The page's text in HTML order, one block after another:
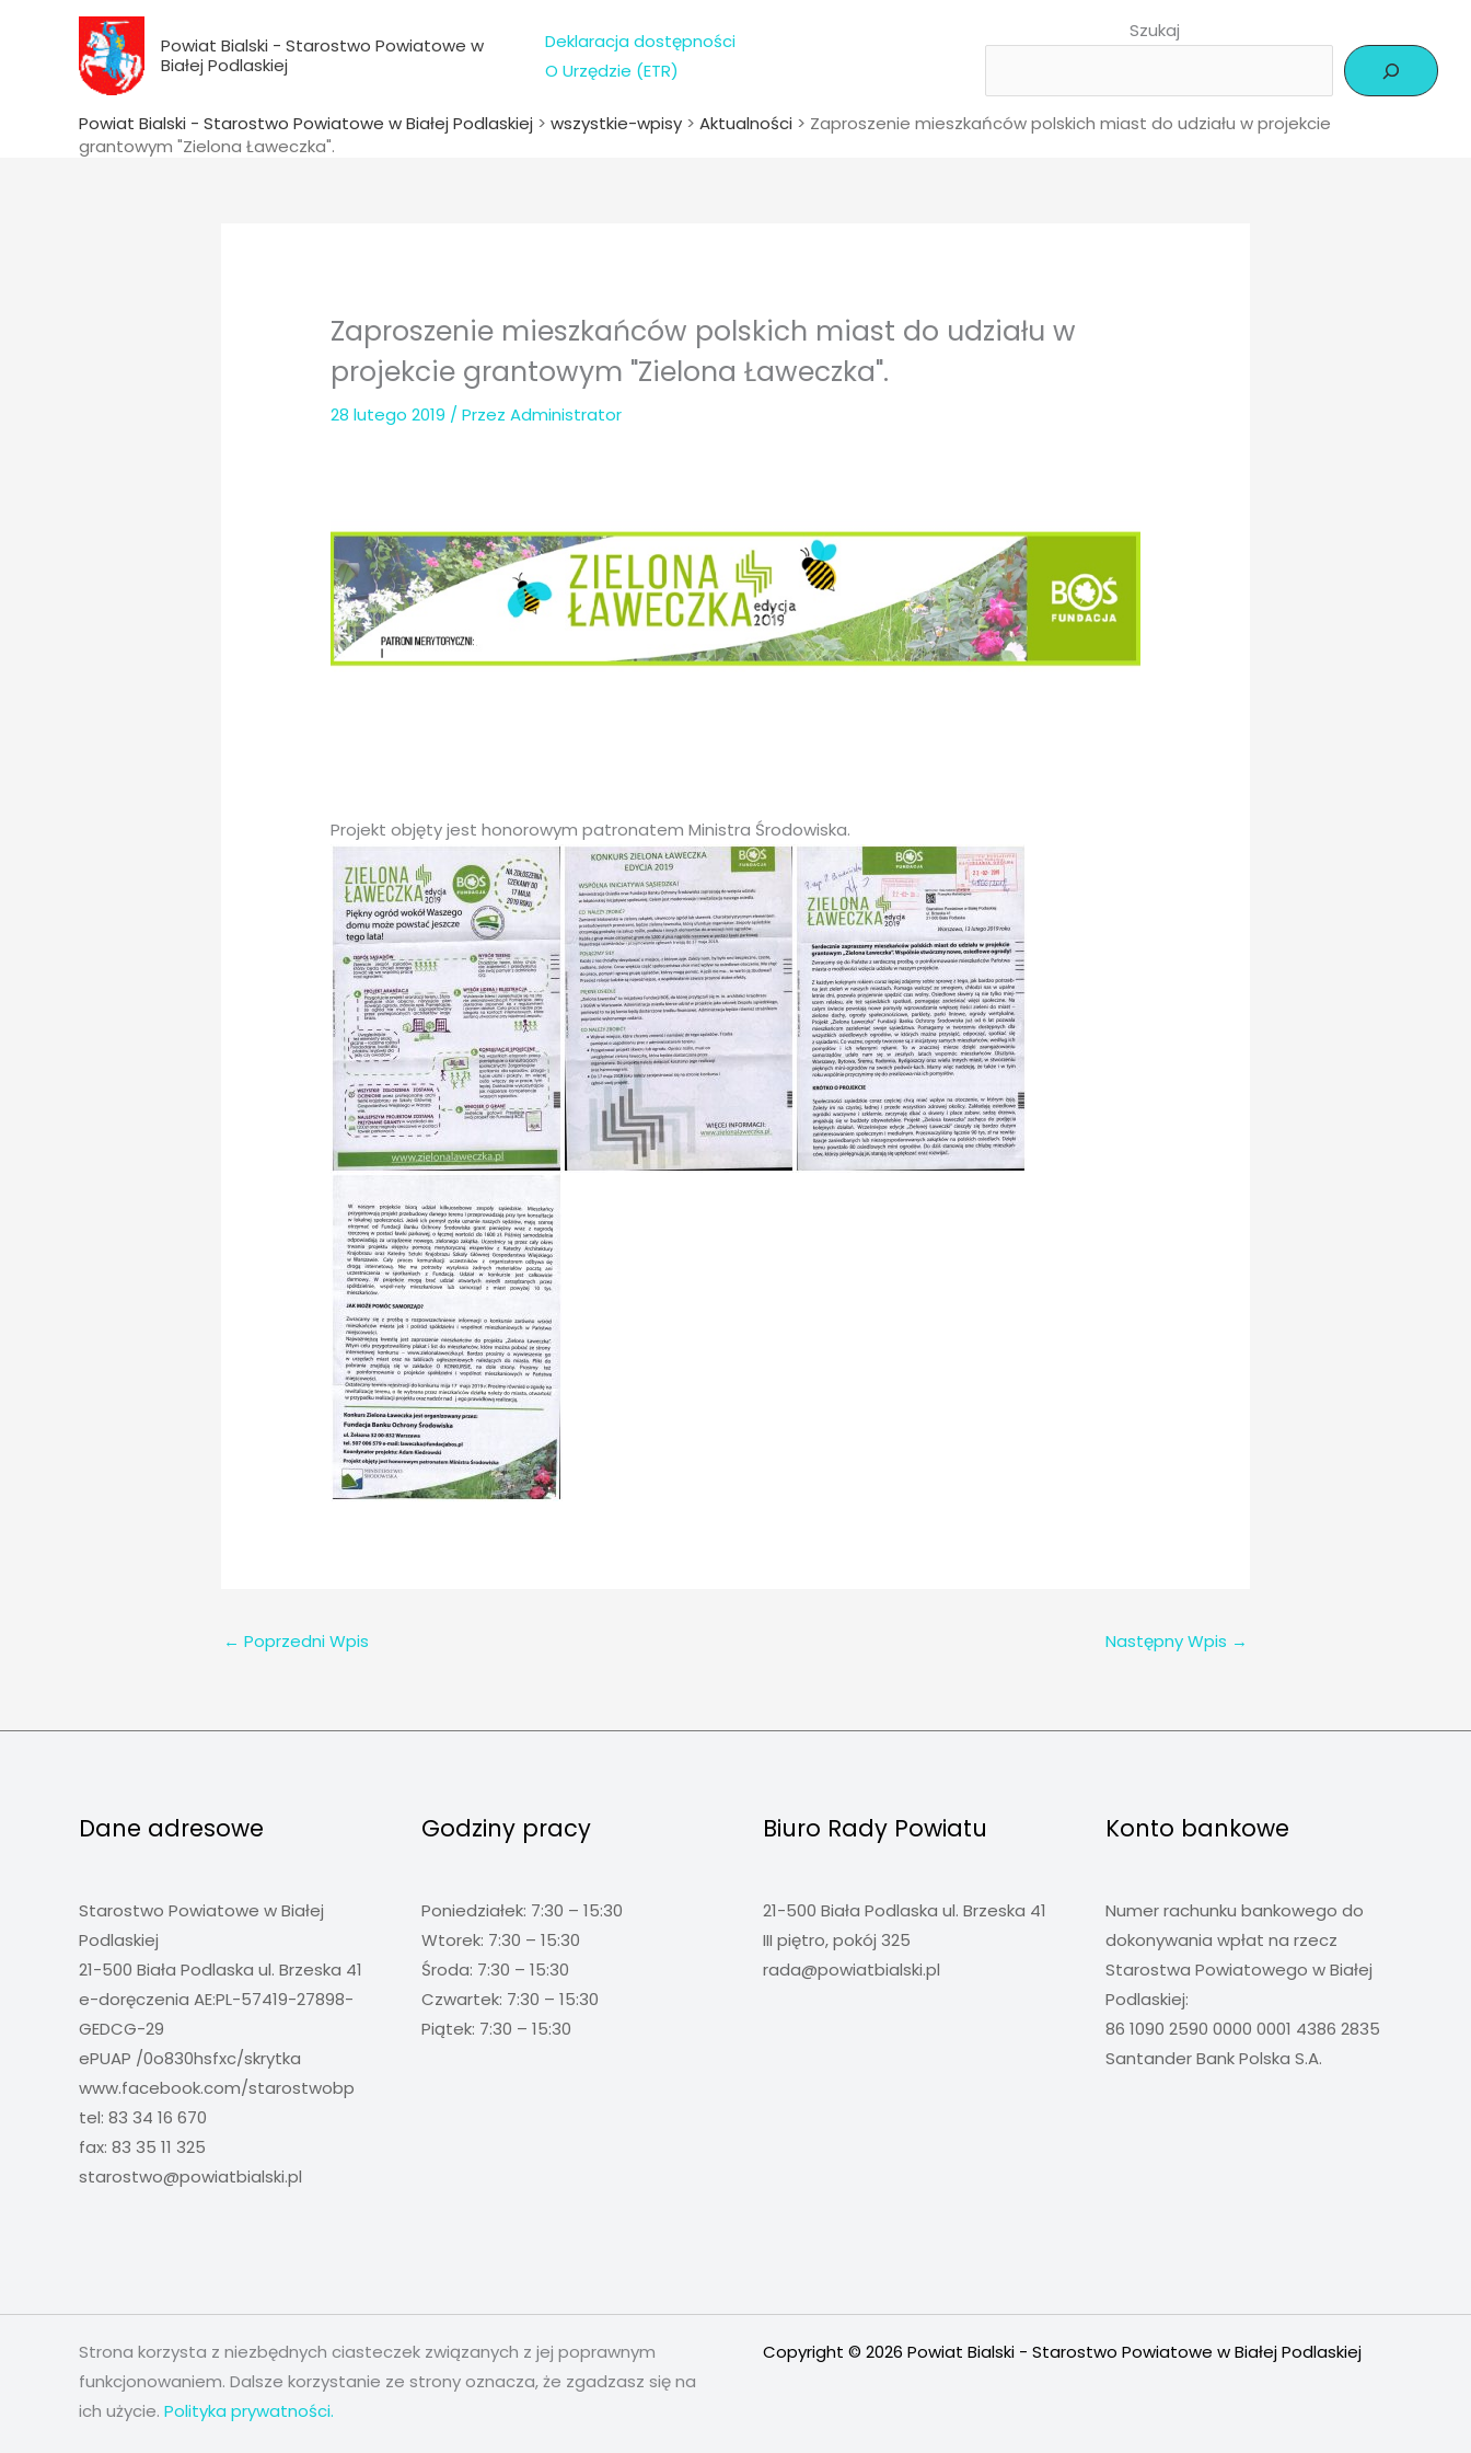
Powiat Bialski - Starostwo Powiatowe w
Białej Podlaskiej
Deklaracja dostępności
O Urzędzie (ETR)
Szukaj
Powiat Bialski - Starostwo Powiatowe w Białej Podlaskiej > wszystkie-wpisy > Aktualności > Zaproszenie mieszkańców polskich miast do udziału w projekcie
grantowym "Zielona Ławeczka".
Zaproszenie mieszkańców polskich miast do udziału w
projekcie grantowym "Zielona Ławeczka".
28 lutego 2019 / PrzezAdministrator
Projekt objęty jest honorowym patronatem Ministra Środowiska.
← Poprzedni Wpis Następny Wpis →
Dane adresowe
Starostwo Powiatowe w Białej
Podlaskiej
21-500 Biała Podlaska ul. Brzeska 41
e-doręczenia AE:PL-57419-27898-
GEDCG-29
ePUAP /0o830hsfxc/skrytka
www.facebook.com/starostwobp
tel: 83 34 16 670
fax: 83 35 11 325
starostwo@powiatbialski.pl
Godziny pracy
Poniedziałek: 7:30 – 15:30
Wtorek: 7:30 – 15:30
Środa: 7:30 – 15:30
Czwartek: 7:30 – 15:30
Piątek: 7:30 – 15:30
Biuro Rady Powiatu
21-500 Biała Podlaska ul. Brzeska 41
III piętro, pokój 325
rada@powiatbialski.pl
Konto bankowe
Numer rachunku bankowego do
dokonywania wpłat na rzecz
Starostwa Powiatowego w Białej
Podlaskiej:
86 1090 2590 0000 0001 4386 2835
Santander Bank Polska S.A.
Strona korzysta z niezbędnych ciasteczek związanych z jej poprawnym
funkcjonowaniem. Dalsze korzystanie ze strony oznacza, że zgadzasz się na
ich użycie. Polityka prywatności.
Copyright © 2026 Powiat Bialski - Starostwo Powiatowe w Białej Podlaskiej